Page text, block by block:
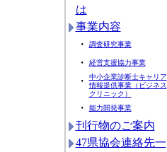
は
事業内容
・
調査研究事業
・ 経営支援協力事業
・
中小企業診断士キャリア
情報提供事業（ビジネス
クリニック）
・ 能力開発事業
刊行物のご案内
47県協会連絡先一